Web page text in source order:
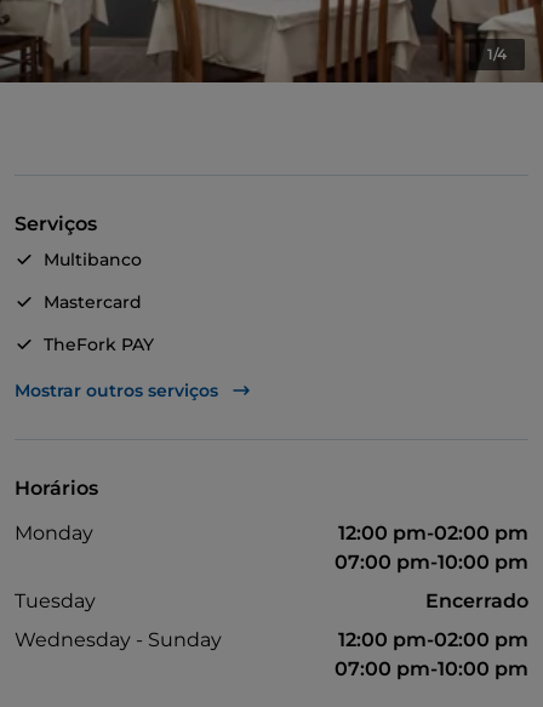
1/4
Serviços
Multibanco
Mastercard
TheFork PAY
UnionPay via TheFork PAY
Mostrar outros serviços
Horários
Monday
12:00 pm-02:00 pm
07:00 pm-10:00 pm
Tuesday
Encerrado
Wednesday - Sunday
12:00 pm-02:00 pm
07:00 pm-10:00 pm